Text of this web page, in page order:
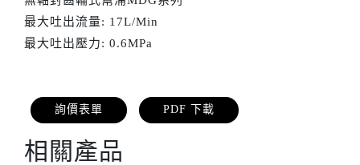
最大吐出流量: 17L/Min
最大吐出壓力: 0.6MPa
詢價表單 PDF 下載
相關產品